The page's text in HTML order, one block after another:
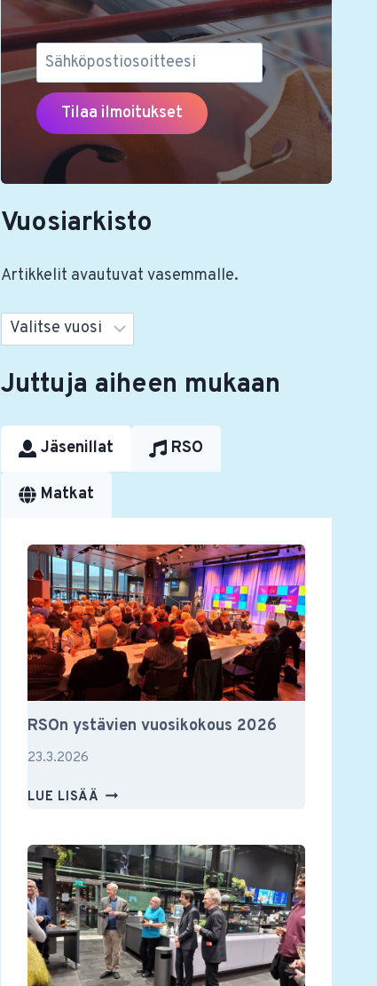
Vuosiarkisto
Artikkelit avautuvat vasemmalle.
Arkistot
Juttuja aiheen mukaan
Jäsenillat RSO
Matkat
RSOn ystävien vuosikokous 2026
23.3.2026
LUE LISÄÄ RSON
2026